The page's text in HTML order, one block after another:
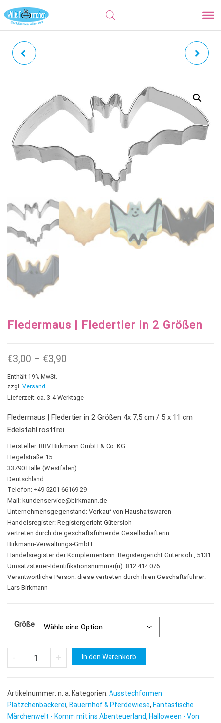
INNENPRÄGUNG
Fledermaus | Fledertier in 2 Größen
€3,00 – €3,90
Enthält 19% MwSt.
zzgl. Versand
Lieferzeit: ca. 3-4 Werktage
Fledermaus | Fledertier in 2 Größen 4x 7,5 cm / 5 x 11 cm
Edelstahl rostfrei
Hersteller: RBV Birkmann GmbH & Co. KG
Hegelstraße 15
33790 Halle (Westfalen)
Deutschland
Telefon: +49 5201 66169 29
Mail: kundenservice@birkmann.de
Unternehmensgegenstand: Verkauf von Haushaltswaren
Handelsregister: Registergericht Gütersloh
vertreten durch die geschäftsführende Gesellschafterin:
Birkmann-Verwaltungs-GmbH
Handelsregister der Komplementärin: Registergericht Gütersloh , 5131
Umsatzsteuer-Identifikationsnummer(n): 812 414 076
Verantwortliche Person: diese vertreten durch ihren Geschäftsführer:
Lars Birkmann
Größe
- Fledermaus | Fledertier in 2 Größen Menge
+ In den Warenkorb
e
r
n
Artikelnummer: n. a. Kategorien: Ausstechformen
Plätzchenbäckerei, Bauernhof & Pferdewiese, Fantastische
Märchenwelt - Komm mit ins Abenteuerland, Halloween - Von